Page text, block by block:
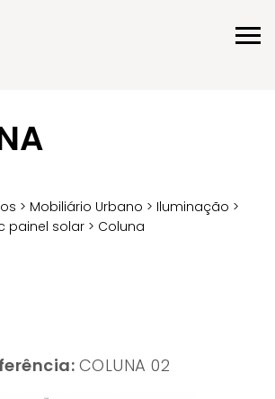
> Mobiliário Urbano > Iluminação >
painel solar > Coluna
COLUNA 02